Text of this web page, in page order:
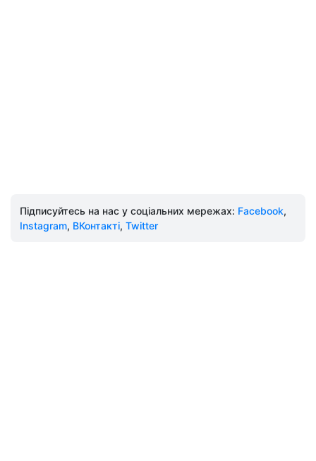
Підписуйтесь на нас у соціальних мережах: Facebook,
Instagram, ВКонтакті, Twitter